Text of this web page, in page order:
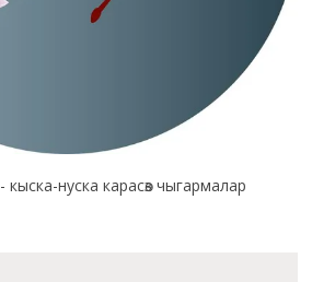
- кыска-нуска карасөз чыгармалар